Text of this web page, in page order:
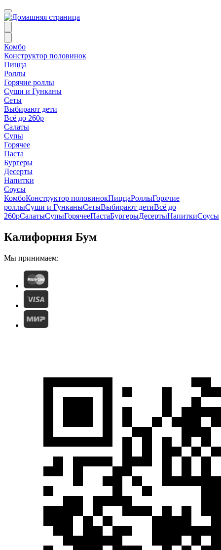
Комбо
Конструктор половинок
Пицца
Роллы
Горячие роллы
Суши и Гунканы
Сеты
Выбирают дети
Всё до 260р
Салаты
Супы
Горячее
Паста
Бургеры
Десерты
Напитки
Соусы
КомбоКонструктор половинокПиццаРоллыГорячие
роллыСуши и ГунканыСетыВыбирают детиВсё до
260рСалатыСупыГорячееПастаБургерыДесертыНапиткиСоусы
Калифорния Бум
Мы принимаем: